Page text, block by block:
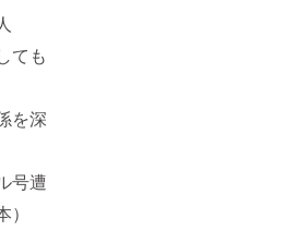
ても
を深
号遭